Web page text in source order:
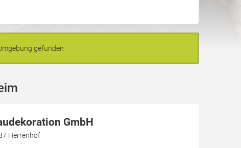
gefunden
GmbH
Herrenhof